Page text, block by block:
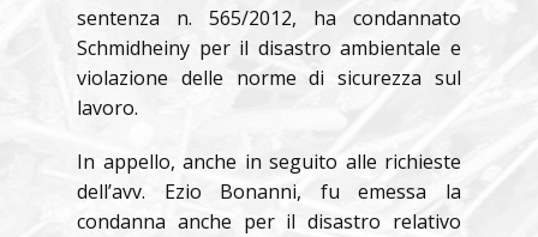
sentenza n. 565/2012, ha condannato
Schmidheiny per il disastro ambientale e
violazione delle norme di sicurezza sul
lavoro.
In appello, anche in seguito alle richieste
dell’avv. Ezio Bonanni, fu emessa la
condanna anche per il disastro relativo